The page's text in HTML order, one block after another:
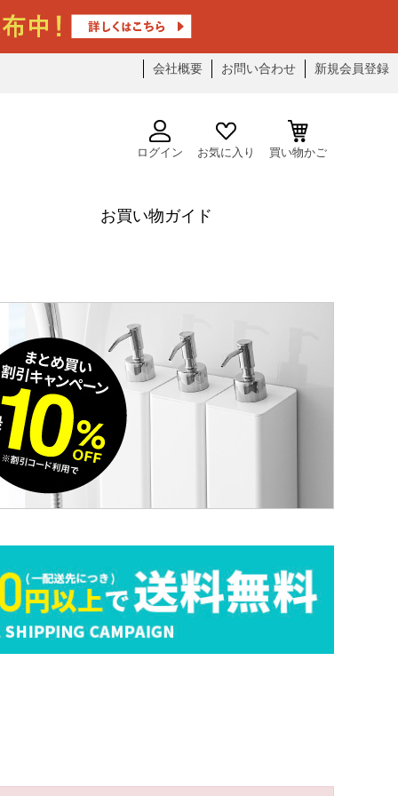
会社概要 お問い合わせ 新規会員登録
ログイン お気に入り 買い物かご
お買い物ガイド